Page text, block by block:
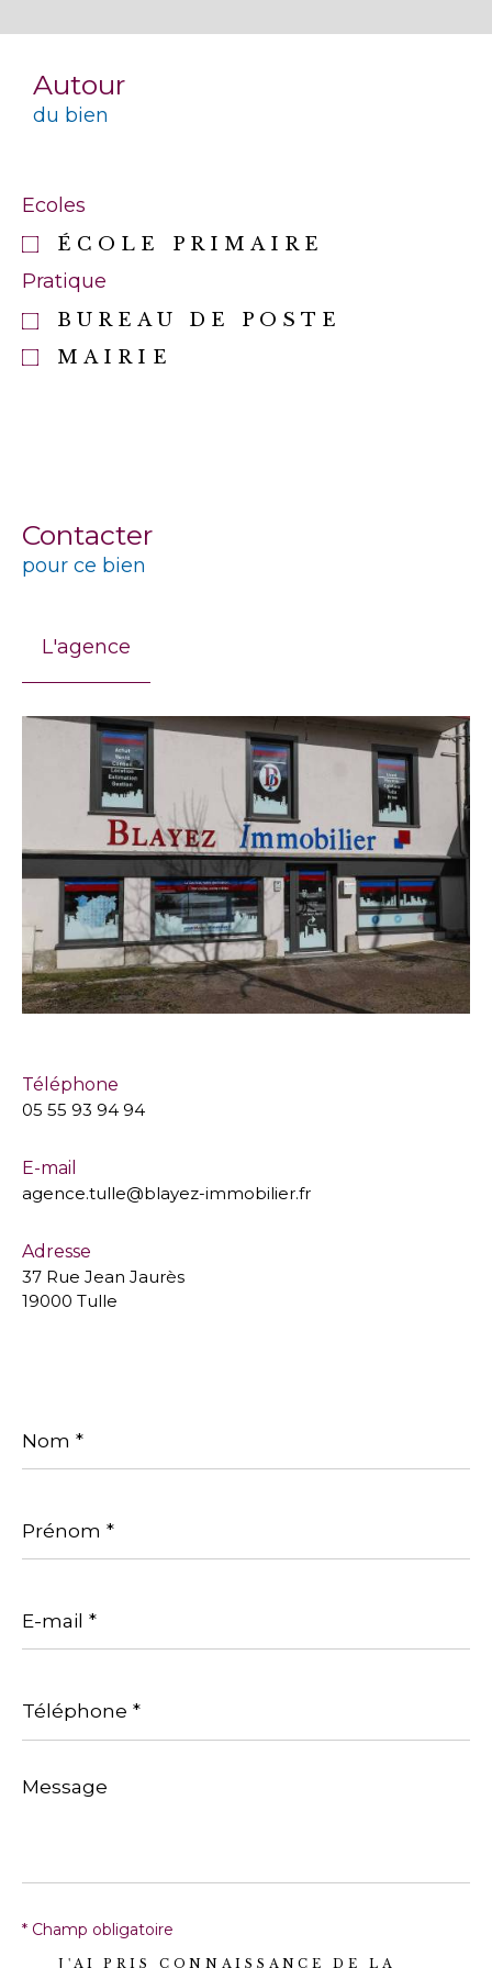
Autour
du bien
Ecoles
ÉCOLE PRIMAIRE
Pratique
BUREAU DE POSTE
MAIRIE
Contacter
pour ce bien
L'agence
Téléphone
05 55 93 94 94
E-mail
agence.tulle@blayez-immobilier.fr
Adresse
37 Rue Jean Jaurès
19000 Tulle
*
*
mail
*
*
Message
*
J'AI PRIS CONNAISSANCE DE LA
* Champ obligatoire